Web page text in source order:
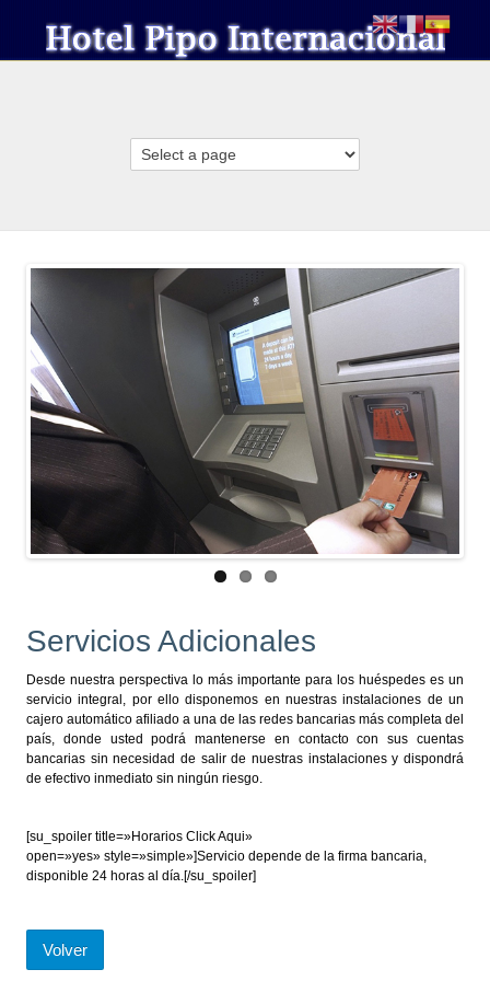
Servicios Adicionales
Desde nuestra perspectiva lo más importante para los huéspedes es un
servicio integral, por ello disponemos en nuestras instalaciones de un
cajero automático afiliado a una de las redes bancarias más completa del
país, donde usted podrá mantenerse en contacto con sus cuentas
bancarias sin necesidad de salir de nuestras instalaciones y dispondrá
de efectivo inmediato sin ningún riesgo.
[su_spoiler title=»Horarios Click Aqui»
open=»yes» style=»simple»]Servicio depende de la firma bancaria,
disponible 24 horas al día.[/su_spoiler]
Volver